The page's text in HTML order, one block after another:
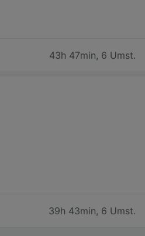
43h 47min, 6 Umst.
39h 43min, 6 Umst.